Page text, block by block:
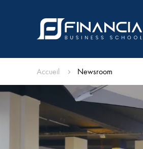
Accueil Newsroom